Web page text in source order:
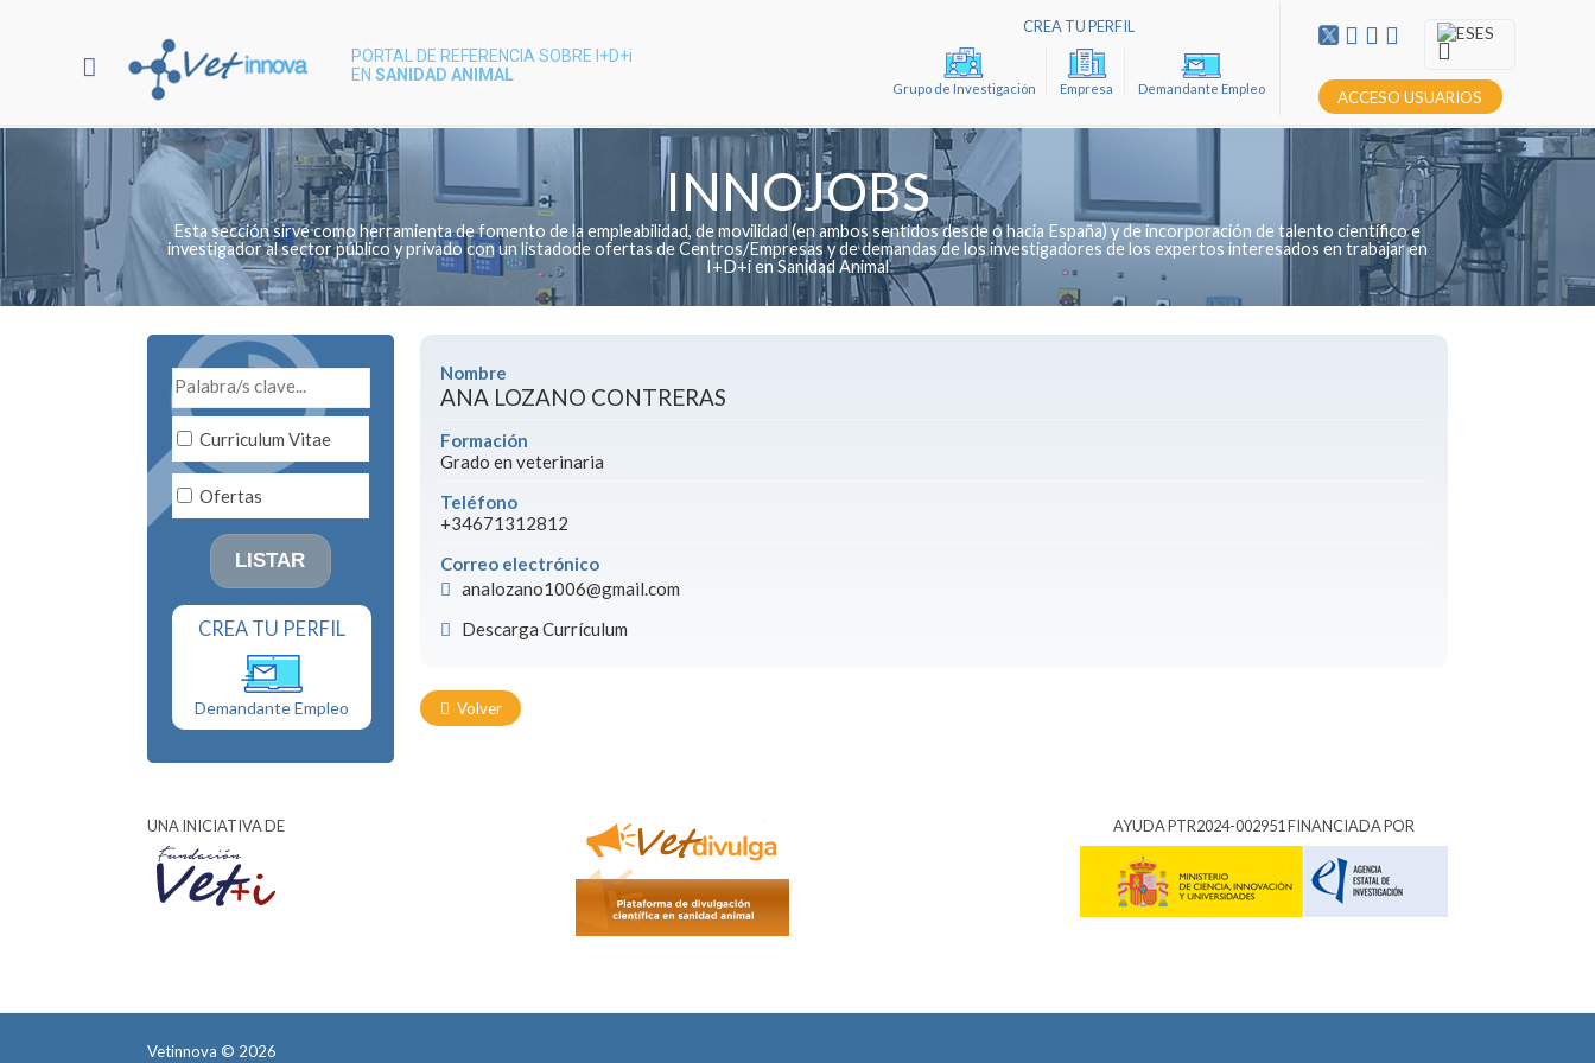
PORTAL DE REFERENCIA SOBRE I+D+i
ENSANIDAD ANIMAL
CREA TU PERFIL
Grupo de Investigación Empresa Demandante Empleo
ES
ACCESO USUARIOS
INNOJOBS
Esta sección sirve como herramienta de fomento de la empleabilidad, de movilidad (en ambos sentidos desde o hacia España) y de incorporación de talento científico e
investigador al sector público y privado con un listadode ofertas de Centros/Empresas y de demandas de los investigadores de los expertos interesados en trabajar en
I+D+i en Sanidad Animal
Curriculum Vitae
Ofertas
CREA TU PERFIL
Demandante Empleo
Nombre
ANA LOZANO CONTRERAS
Formación
Grado en veterinaria
Teléfono
+34671312812
Correo electrónico
analozano1006@gmail.com
Descarga Currículum
Volver
UNA INICIATIVA DE AYUDA PTR2024-002951 FINANCIADA POR
Vetinnova © 2026